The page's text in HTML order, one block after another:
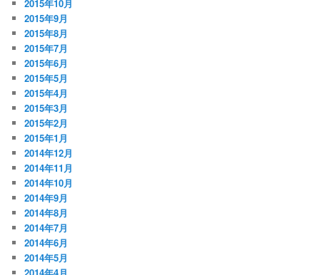
2015年10月
2015年9月
2015年8月
2015年7月
2015年6月
2015年5月
2015年4月
2015年3月
2015年2月
2015年1月
2014年12月
2014年11月
2014年10月
2014年9月
2014年8月
2014年7月
2014年6月
2014年5月